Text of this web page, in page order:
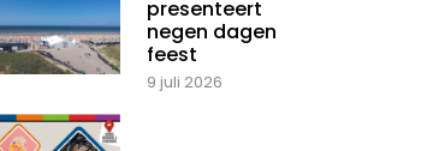
presenteert
negen dagen
feest
9 juli 2026